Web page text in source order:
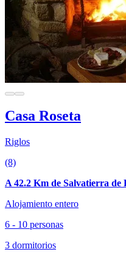
Casa Roseta
Riglos
(8)
A 42.2 Km de Salvatierra de
Alojamiento entero
6 - 10 personas
3 dormitorios